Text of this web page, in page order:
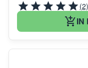
(2)
IN